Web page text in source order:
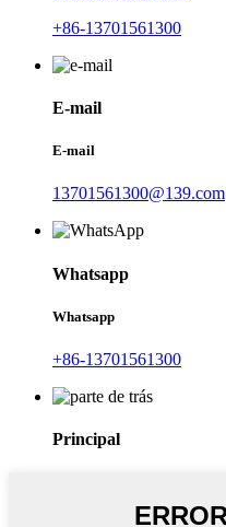
+86-13701561300
E-mail
E-mail
13701561300@139.com
Whatsapp
Whatsapp
+86-13701561300
Principal